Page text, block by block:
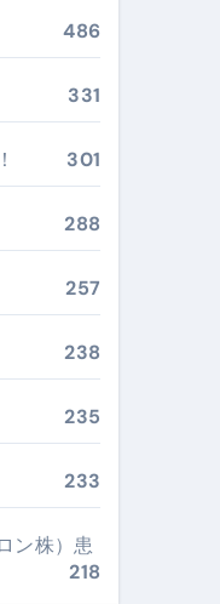
小林将大
林将大
小林将大
ガイド
486
331
301
288
257
238
235
233
ン株）患
218